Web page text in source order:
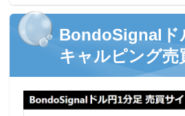
BondoSignalド
キャルピング売